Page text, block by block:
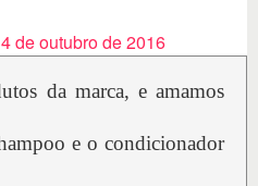
4 de outubro de 2016
da marca, e amamos
e o condicionador